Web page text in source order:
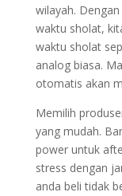
wilayah.
waktu sholat,
waktu sholat
analog biasa.
otomatis akan
Memilih
yang mudah.
power untuk
stress dengan
anda beli tidak